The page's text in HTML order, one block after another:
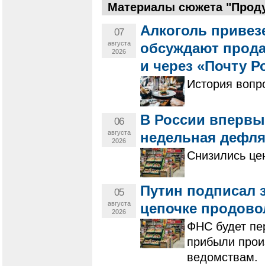
Материалы сюжета
07
августа
2026
Алкоголь
обсуждают
и через «Почту
История
06
августа
2026
В России
недельная
Снизились
05
августа
2026
Путин подписал
цепочке
ФНС будет
прибыли
ведомствам.